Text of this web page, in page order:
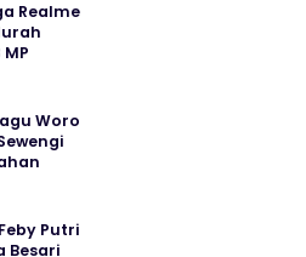
Realme
Woro
Putri
Besari